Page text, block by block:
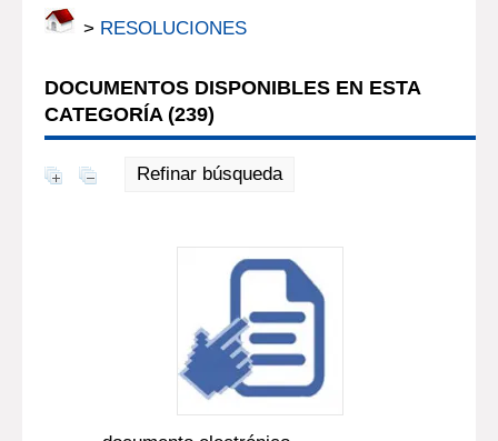
> RESOLUCIONES
DOCUMENTOS DISPONIBLES EN ESTA
CATEGORÍA (239)
Refinar búsqueda